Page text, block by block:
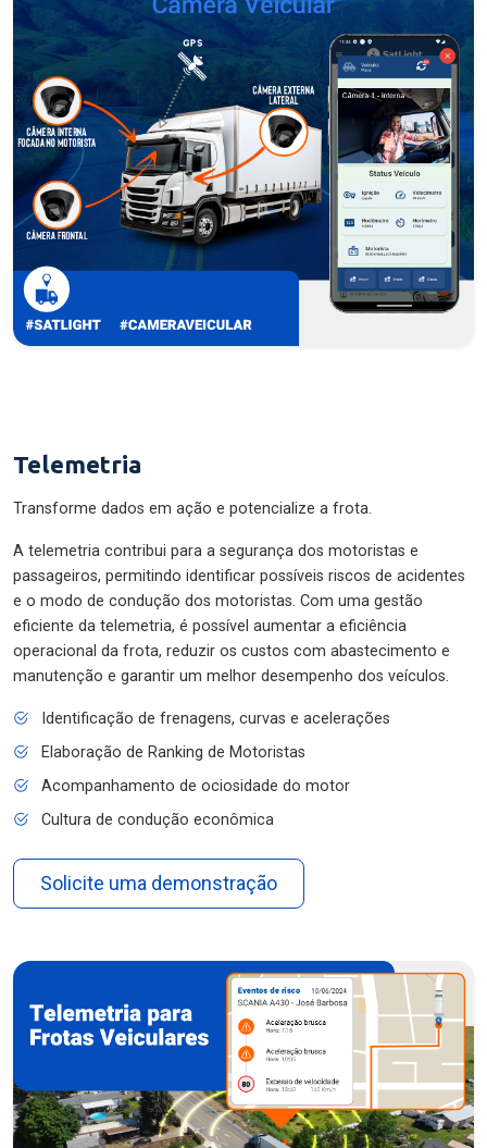
Telemetria
Transforme dados em ação e potencialize a frota.
A telemetria contribui para a segurança dos motoristas e
passageiros, permitindo identificar possíveis riscos de acidentes
e o modo de condução dos motoristas. Com uma gestão
eficiente da telemetria, é possível aumentar a eficiência
operacional da frota, reduzir os custos com abastecimento e
manutenção e garantir um melhor desempenho dos veículos.
Identificação de frenagens, curvas e acelerações
Elaboração de Ranking de Motoristas
Acompanhamento de ociosidade do motor
Cultura de condução econômica
Solicite uma demonstração